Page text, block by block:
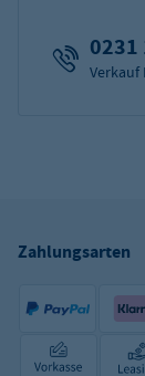
0231
Verkauf
Zahlungsarten